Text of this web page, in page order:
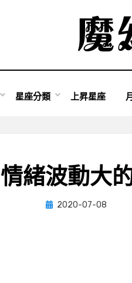
星座分類 上昇星座
緒波動大
by小編
Posted
2020-07-08